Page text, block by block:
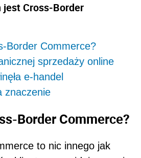
jest Cross-Border
Border Commerce?
sprzedaży online
e-handel
znaczenie
Border Commerce?
to nic innego jak